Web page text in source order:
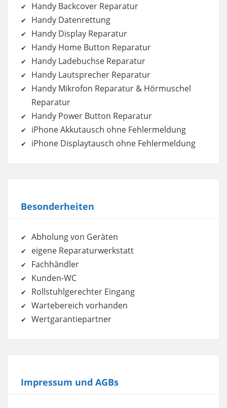
Handy Backcover Reparatur
Handy Datenrettung
Handy Display Reparatur
Handy Home Button Reparatur
Handy Ladebuchse Reparatur
Handy Lautsprecher Reparatur
Handy Mikrofon Reparatur & Hörmuschel
Reparatur
Handy Power Button Reparatur
iPhone Akkutausch ohne Fehlermeldung
iPhone Displaytausch ohne Fehlermeldung
Besonderheiten
Abholung von Geräten
eigene Reparaturwerkstatt
Fachhändler
Kunden-WC
Rollstuhlgerechter Eingang
Wartebereich vorhanden
Wertgarantiepartner
Impressum und AGBs